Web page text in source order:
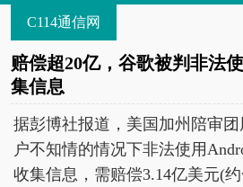
C114通信网
赔偿超20亿，谷歌被判非法
集信息
据彭博社报道，美国加州陪审
户不知情的情况下非法使用
收集信息，需赔偿3.14亿美元(